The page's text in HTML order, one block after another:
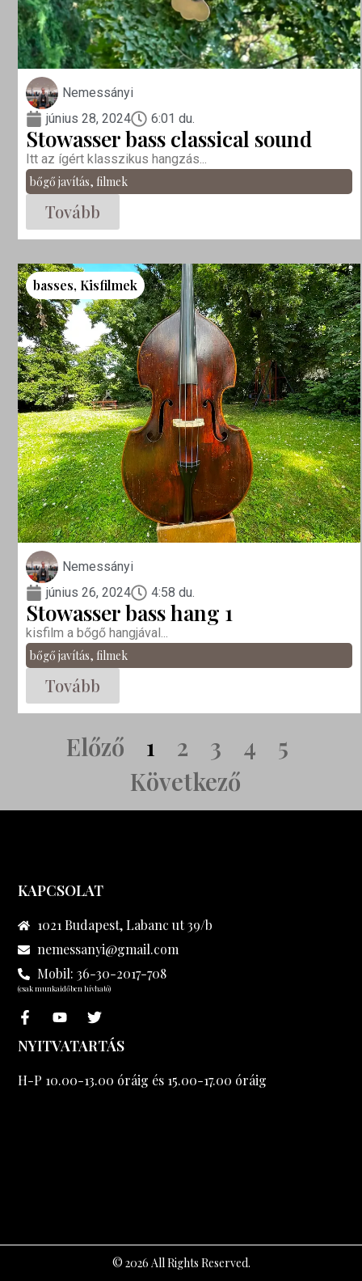
Nemessányi
június 28, 2024
6:01 du.
Stowasser bass classical sound
Itt az ígért klasszikus hangzás...
bőgő javítás, filmek
Tovább
basses, Kisfilmek
Nemessányi
június 26, 2024
4:58 du.
Stowasser bass hang 1
kisfilm a bőgő hangjával...
bőgő javítás, filmek
Tovább
Előző 1 2 3 4
5
Következő
KAPCSOLAT
1021 Budapest, Labanc ut 39/b
nemessanyi@gmail.com
Mobil: 36-30-2017-708
(csak munkaidőben hívható)
NYITVATARTÁS
H-P 10.00-13.00 óráig és 15.00-17.00 óráig
© 2026 All Rights Reserved.